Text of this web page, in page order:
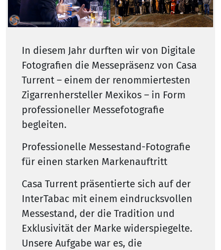
In diesem Jahr durften wir von Digitale
Fotografien die Messepräsenz von Casa
Turrent – einem der renommiertesten
Zigarrenhersteller Mexikos – in Form
professioneller Messefotografie
begleiten.
Professionelle Messestand-Fotografie
für einen starken Markenauftritt
Casa Turrent präsentierte sich auf der
InterTabac mit einem eindrucksvollen
Messestand, der die Tradition und
Exklusivität der Marke widerspiegelte.
Unsere Aufgabe war es, die